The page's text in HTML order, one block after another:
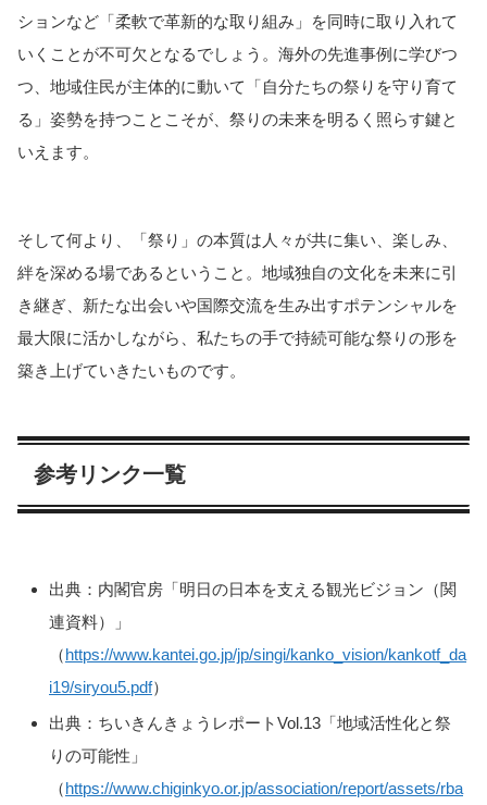
ションなど「柔軟で革新的な取り組み」を同時に取り入れて
いくことが不可欠となるでしょう。海外の先進事例に学びつ
つ、地域住民が主体的に動いて「自分たちの祭りを守り育て
る」姿勢を持つことこそが、祭りの未来を明るく照らす鍵と
いえます。
そして何より、「祭り」の本質は人々が共に集い、楽しみ、
絆を深める場であるということ。地域独自の文化を未来に引
き継ぎ、新たな出会いや国際交流を生み出すポテンシャルを
最大限に活かしながら、私たちの手で持続可能な祭りの形を
築き上げていきたいものです。
参考リンク一覧
出典：内閣官房「明日の日本を支える観光ビジョン（関
連資料）」
（ https://www.kantei.go.jp/jp/singi/kanko_vision/kankotf_da
i19/siryou5.pdf）
出典：ちいきんきょうレポートVol.13「地域活性化と祭
りの可能性」
（ https://www.chiginkyo.or.jp/association/report/assets/rba